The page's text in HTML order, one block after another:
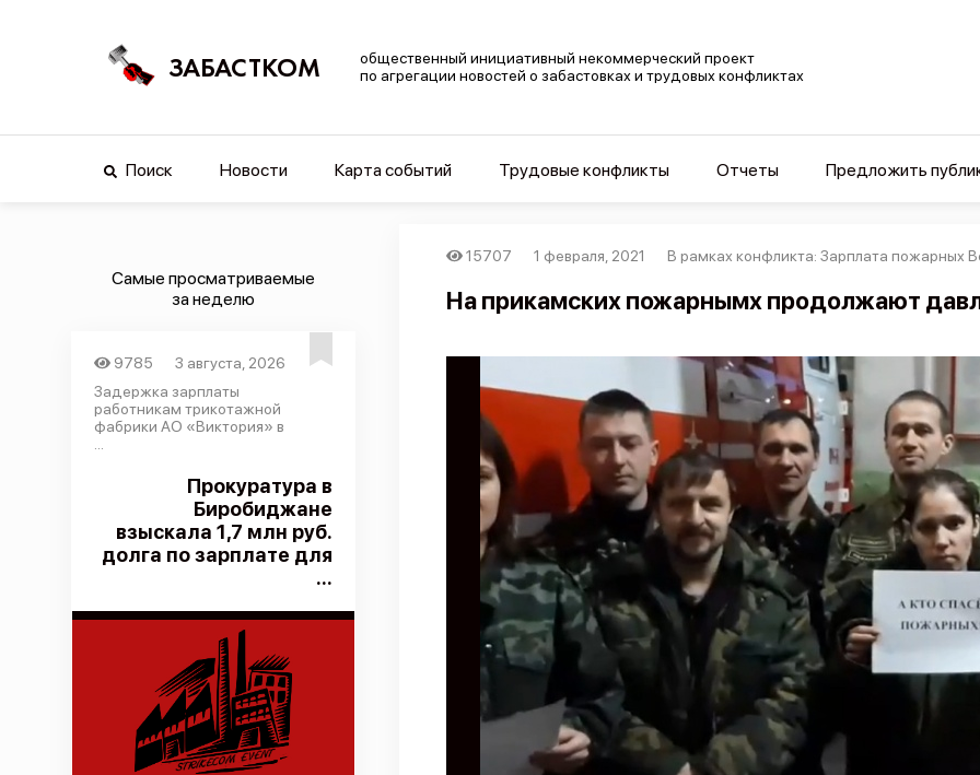
ЗАБАСТКОМ
общественный инициативный некоммерческий проект
по агрегации новостей о забастовках и трудовых конфликтах
Поиск Новости Карта событий Трудовые конфликты Отчеты Предложить
Самые просматриваемые
за неделю
9785
3 августа, 2026
Задержка зарплаты
работникам трикотажной
фабрики АО «Виктория» в
Прокуратура в
Биробиджане
взыскала 1,7 млн руб.
долга по зарплате для
...
15707 1 февраля, 2021 В рамках конфликта: Зарплата пожарных
На прикамских пожарнымх продолжают